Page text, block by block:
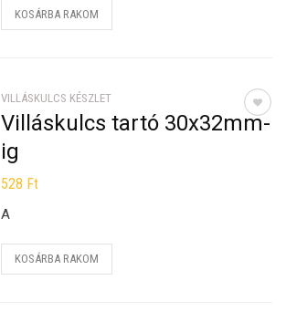
KOSÁRBA RAKOM
VILLÁSKULCS KÉSZLET
Villáskulcs tartó 30x32mm-
ig
528 Ft
A
KOSÁRBA RAKOM